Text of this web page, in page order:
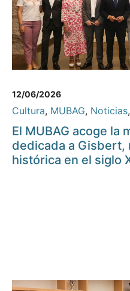
12/06/2026
Cultura, MUBAG, Noticias,
El MUBAG acoge la
dedicada a Gisbert,
histórica en el siglo